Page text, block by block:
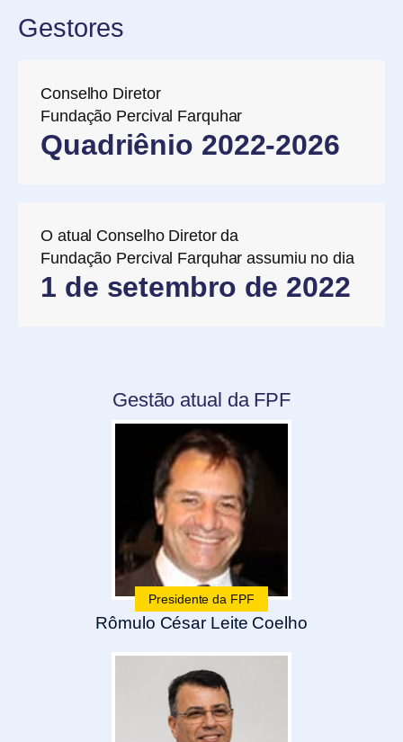
Gestores
Conselho Diretor
Fundação Percival Farquhar
Quadriênio 2022-2026
O atual Conselho Diretor da
Fundação Percival Farquhar assumiu no dia
1 de setembro de 2022
Gestão atual da FPF
Presidente da FPF
Rômulo César Leite Coelho